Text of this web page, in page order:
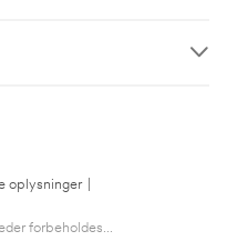
oplysninger
forbeholdes...